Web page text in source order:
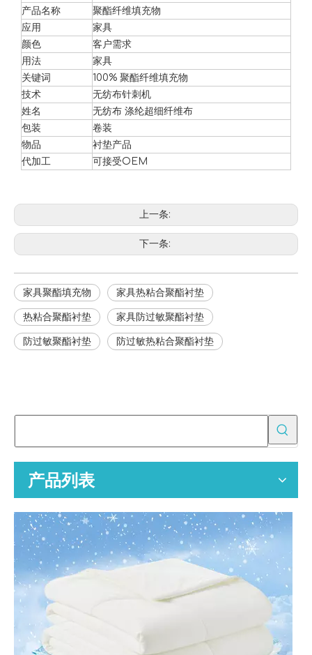
产品名称
聚酯纤维填充物
应用
家具
颜色
客户需求
用法
家具
关键词
100% 聚酯纤维填充物
技术
无纺布针刺机
姓名
无纺布 涤纶超细纤维布
包装
卷装
物品
衬垫产品
代加工
可接受OEM
上一条:
下一条:
家具聚酯填充物 家具热粘合聚酯衬垫
热粘合聚酯衬垫 家具防过敏聚酯衬垫
防过敏聚酯衬垫 防过敏热粘合聚酯衬垫
产品列表
如何毡羊毛？
羊毛毡是一种古老的工艺，通过热量、水分和摩擦将松散的羊毛纤
空气净化器替换过滤器的专业 OEM 制造商，为全球分销商、零售